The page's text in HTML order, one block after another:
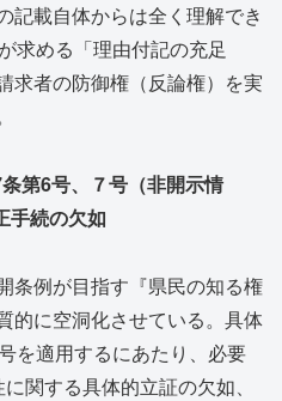
記載自体からは全く理解でき
求める「理由付記の充足
求者の防御権（反論権）を実
第6号、７号（非開示情
手続の欠如
条例が目指す『県民の知る権
的に空洞化させている。具体
を適用するにあたり、必要
関する具体的立証の欠如、